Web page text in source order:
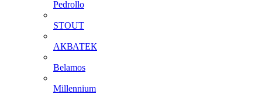
Pedrollo
STOUT
АКВАТЕК
Belamos
Millennium